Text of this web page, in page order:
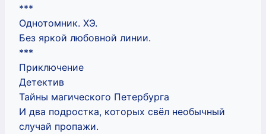
***
Однотомник. ХЭ.
Без яркой любовной линии.
***
Приключение
Детектив
Тайны магического Петербурга
И два подростка, которых свёл необычный
случай пропажи.